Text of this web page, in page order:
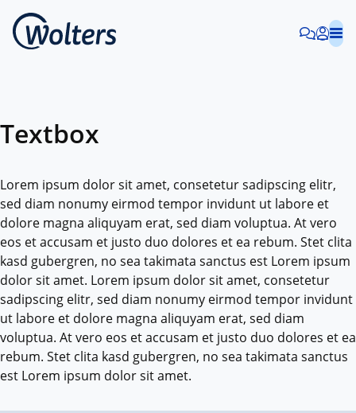
Textbox
Lorem ipsum dolor sit amet, consetetur sadipscing elitr,
sed diam nonumy eirmod tempor invidunt ut labore et
dolore magna aliquyam erat, sed diam voluptua. At vero
eos et accusam et justo duo dolores et ea rebum. Stet clita
kasd gubergren, no sea takimata sanctus est Lorem ipsum
dolor sit amet. Lorem ipsum dolor sit amet, consetetur
sadipscing elitr, sed diam nonumy eirmod tempor invidunt
ut labore et dolore magna aliquyam erat, sed diam
voluptua. At vero eos et accusam et justo duo dolores et ea
rebum. Stet clita kasd gubergren, no sea takimata sanctus
est Lorem ipsum dolor sit amet.